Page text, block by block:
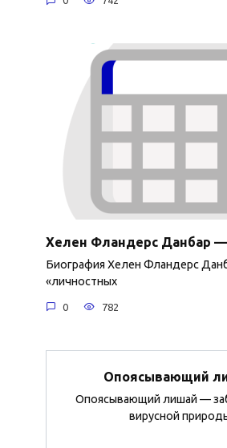
Хелен Фландерс Данбар
Биография Хелен Фландерс
«личностных
0 782
Опоясывающий
Опоясывающий лишай —
вирусной